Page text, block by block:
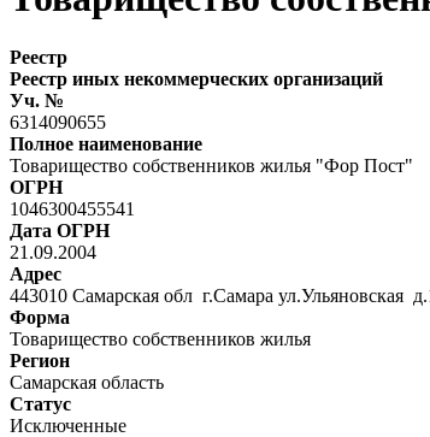
Реестр
Реестр иных некоммерческих организаций
Уч. №
6314090655
Полное наименование
Товарищество собственников жилья "Фор Пост"
ОГРН
1046300455541
Дата ОГРН
21.09.2004
Адрес
443010 Самарская обл г.Самара ул.Ульяновская
Форма
Товарищество собственников жилья
Регион
Самарская область
Статус
Исключенные